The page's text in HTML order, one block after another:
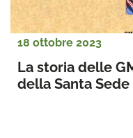
18 ottobre 2023
La storia delle
della Santa Sede